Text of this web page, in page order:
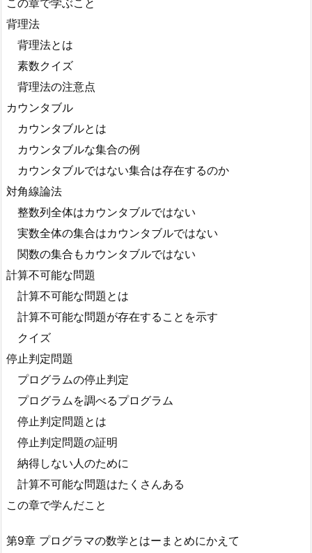
背理法
背理法とは
素数クイズ
背理法の注意点
カウンタブル
カウンタブルとは
カウンタブルな集合の例
カウンタブルではない集合は存在するのか
対角線論法
整数列全体はカウンタブルではない
実数全体の集合はカウンタブルではない
関数の集合もカウンタブルではない
計算不可能な問題
計算不可能な問題とは
計算不可能な問題が存在することを示す
クイズ
停止判定問題
プログラムの停止判定
プログラムを調べるプログラム
停止判定問題とは
停止判定問題の証明
納得しない人のために
計算不可能な問題はたくさんある
この章で学んだこと
第9章 プログラマの数学とはーまとめにかえて